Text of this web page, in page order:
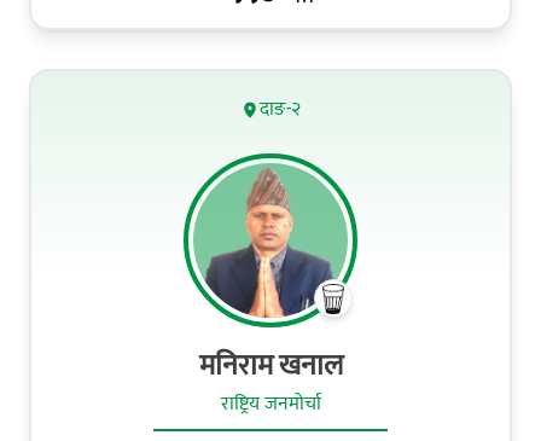
दाङ-२
मनिराम खनाल
राष्ट्रिय जनमोर्चा